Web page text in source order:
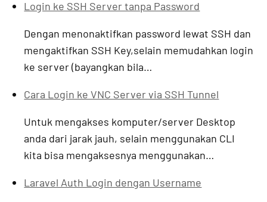
Login ke SSH Server tanpa Password
Dengan menonaktifkan password lewat SSH dan
mengaktifkan SSH Key,selain memudahkan login
ke server (bayangkan bila…
Cara Login ke VNC Server via SSH Tunnel
Untuk mengakses komputer/server Desktop
anda dari jarak jauh, selain menggunakan CLI
kita bisa mengaksesnya menggunakan…
Laravel Auth Login dengan Username